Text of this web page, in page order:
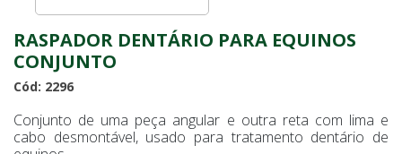
RASPADOR DENTÁRIO PARA EQUINOS
CONJUNTO
Cód: 2296
Conjunto de uma peça angular e outra reta com lima e
cabo desmontável, usado para tratamento dentário de